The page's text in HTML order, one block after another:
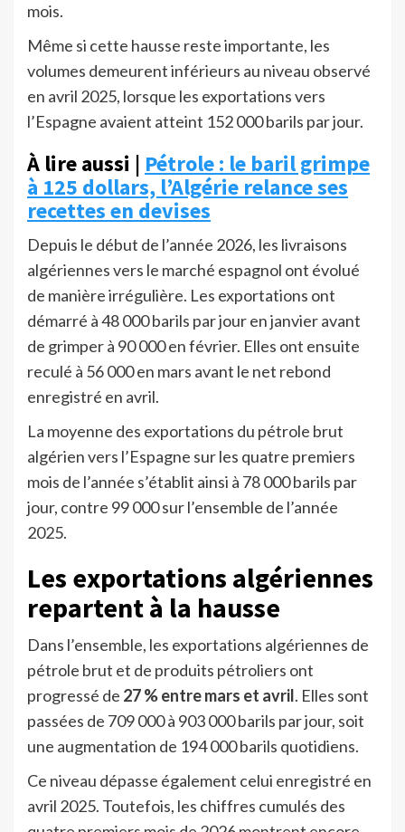
mois.
Même si cette hausse reste importante, les
volumes demeurent inférieurs au niveau observé
en avril 2025, lorsque les exportations vers
l’Espagne avaient atteint 152 000 barils par jour.
À lire aussi | Pétrole : le baril grimpe
à 125 dollars, l’Algérie relance ses
recettes en devises
Depuis le début de l’année 2026, les livraisons
algériennes vers le marché espagnol ont évolué
de manière irrégulière. Les exportations ont
démarré à 48 000 barils par jour en janvier avant
de grimper à 90 000 en février. Elles ont ensuite
reculé à 56 000 en mars avant le net rebond
enregistré en avril.
La moyenne des exportations du pétrole brut
algérien vers l’Espagne sur les quatre premiers
mois de l’année s’établit ainsi à 78 000 barils par
jour, contre 99 000 sur l’ensemble de l’année
2025.
Les exportations algériennes
repartent à la hausse
Dans l’ensemble, les exportations algériennes de
pétrole brut et de produits pétroliers ont
progressé de 27 % entre mars et avril. Elles sont
passées de 709 000 à 903 000 barils par jour, soit
une augmentation de 194 000 barils quotidiens.
Ce niveau dépasse également celui enregistré en
avril 2025. Toutefois, les chiffres cumulés des